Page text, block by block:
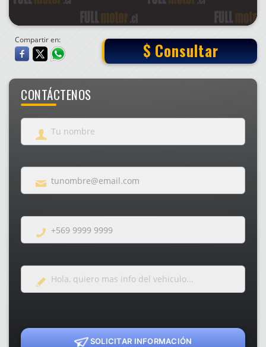
Compartir en:
$ Consultar
CONTÁCTENOS
SOLICITAR INFORMACIÓN